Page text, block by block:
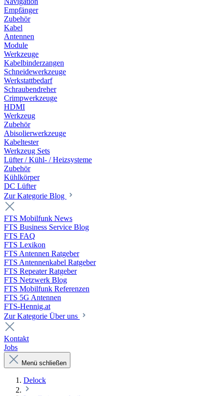
Empfänger
Zubehör
Kabel
Antennen
Module
Werkzeuge
Kabelbinderzangen
Schneidewerkzeuge
Werkstattbedarf
Schraubendreher
Crimpwerkzeuge
HDMI
Werkzeug
Zubehör
Abisolierwerkzeuge
Kabeltester
Werkzeug Sets
Lüfter / Kühl- / Heizsysteme
Zubehör
Kühlkörper
DC Lüfter
Zur Kategorie Blog
FTS Mobilfunk News
FTS Business Service Blog
FTS FAQ
FTS Lexikon
FTS Antennen Ratgeber
FTS Antennenkabel Ratgeber
FTS Repeater Ratgeber
FTS Netzwerk Blog
FTS Mobilfunk Referenzen
FTS 5G Antennen
FTS-Hennig.at
Zur Kategorie Über uns
Kontakt
Jobs
Menü schließen
Delock